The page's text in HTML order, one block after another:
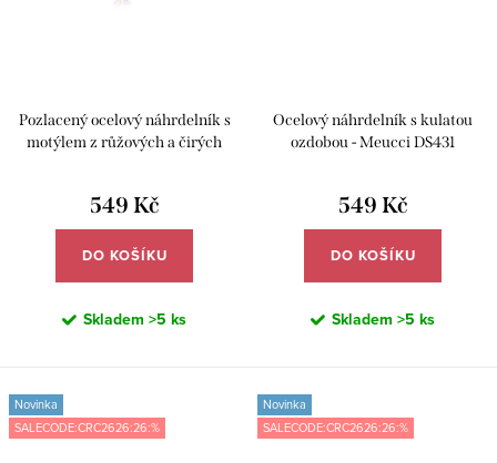
Pozlacený ocelový náhrdelník s
motýlem z růžových a čirých
549 Kč
DO KOŠÍKU
Skladem >5 ks
Ocelový náhrdelník s kulatou
ozdobou - Meucci DS431
549 Kč
DO KOŠÍKU
Skladem >5 ks
Novinka
SALECODE:CRC2626:26:%
Novinka
SALECODE:CRC2626:26:%